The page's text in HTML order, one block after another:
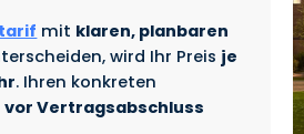
mit klaren, planbaren
wird Ihr Preis je
. Ihren konkreten
vor Vertragsabschluss